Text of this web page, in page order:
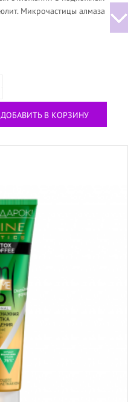
Mикрочастицы алмаза
ДОБАВИТЬ В КОРЗИНУ